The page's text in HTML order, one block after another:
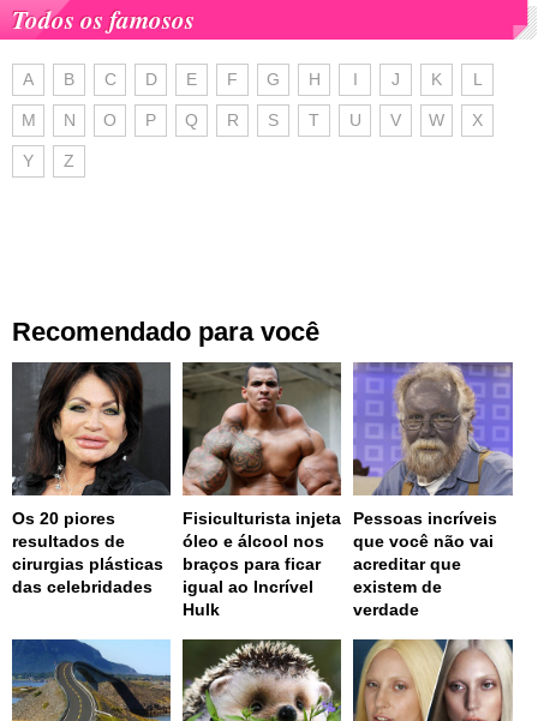
Todos os famosos
A B C D E F G H I J K L
M N O P Q R S T U V W X
Y Z
Recomendado para você
Os 20 piores
resultados de
cirurgias plásticas
das celebridades
Fisiculturista injeta
óleo e álcool nos
braços para ficar
igual ao Incrível
Hulk
Pessoas incríveis
que você não vai
acreditar que
existem de
verdade